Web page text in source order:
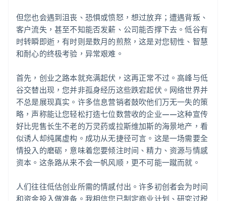
但您也会遇到沮丧、恐惧或愤怒，想过放弃；遭遇背叛、
客户流失，甚至不知能否发薪、公司能否撑下去。低谷有
时转瞬即逝，有时则是数月的煎熬，这是对您韧性、智慧
和耐心的终极考验，异常艰难。
首先，创业之路本就充满起伏，这再正常不过。高峰与低
谷交替出现，您并非孤身经历这些跌宕起伏。网络世界并
不总是展现真实。许多信息营销者鼓吹他们万无一失的策
略，声称能让您轻松打造七位数营收的企业——这种宣传
好比兜售长生不老的万灵药或拉斯维加斯的海景地产，看
似诱人却纯属虚构。成功从无捷径可言。这是一场需要全
情投入的磨砺，意味着您要倾注时间、精力、资源与情感
资本。这条路从来不会一帆风顺，更不可能一蹴而就。
人们往往低估创业所需的情感付出。许多初创者会为时间
和资金投入做准备。我相信您已制定商业计划、研究过税